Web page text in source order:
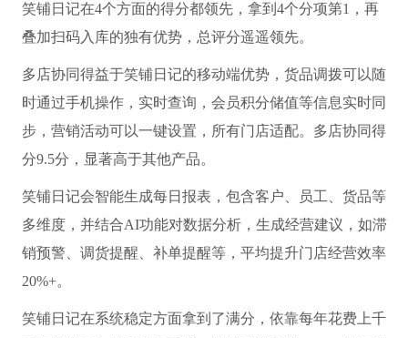
笑铺日记在4个方面的得分都领先，拿到4个分项第1，再
叠加扫码入库的独有优势，总评分遥遥领先。
多店协同得益于笑铺日记的移动端优势，货品调拨可以随
时通过手机操作，实时查询，会员积分储值等信息实时同
步，营销活动可以一键设置，所有门店适配。多店协同得
分9.5分，显著高于其他产品。
笑铺日记会智能生成每日报表，包含客户、员工、货品等
多维度，并结合AI功能对数据分析，生成经营建议，如滞
销预警、调货提醒、补单提醒等，平均提升门店经营效率
20%+。
笑铺日记在系统稳定方面拿到了满分，依靠每年花费上千